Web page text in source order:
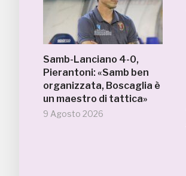
Samb-Lanciano 4-0,
Pierantoni: «Samb ben
organizzata, Boscaglia è
un maestro di tattica»
9 Agosto 2026